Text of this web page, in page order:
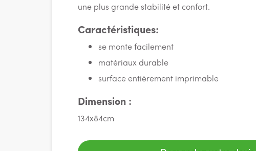
une plus grande stabilité et confort.
Caractéristiques:
se monte facilement
matériaux durable
surface entièrement imprimable
Dimension :
134x84cm